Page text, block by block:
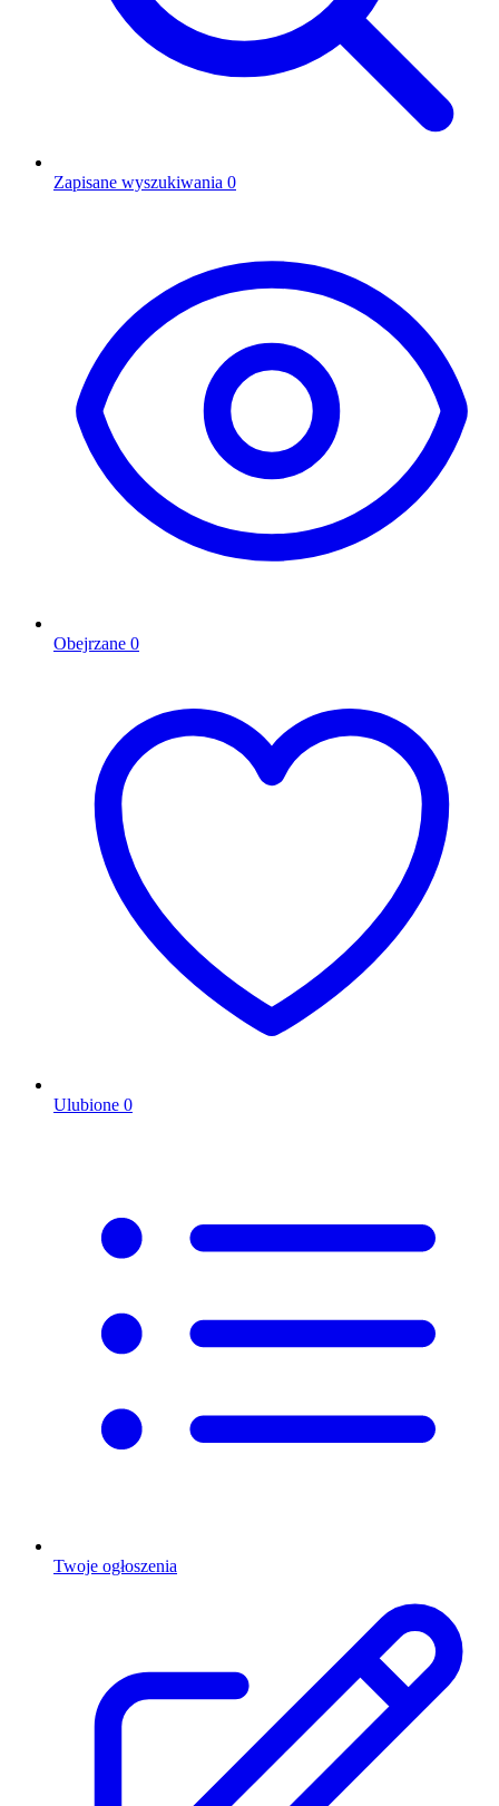
Zapisane wyszukiwania 0
Obejrzane 0
Ulubione 0
Twoje ogłoszenia